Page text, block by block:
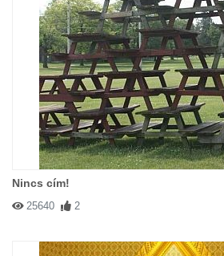
Nincs cím!
25640 2